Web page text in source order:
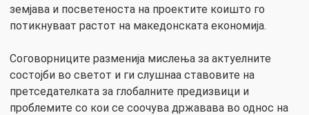
земјава и посветеноста на проектите коишто го
потикнуваат растот на македонската економија.
Соговорниците разменија мислења за актуелните
состојби во светот и ги слушнаа ставовите на
претседателката за глобалните предизвици и
проблемите со кои се соочува државава во однос на